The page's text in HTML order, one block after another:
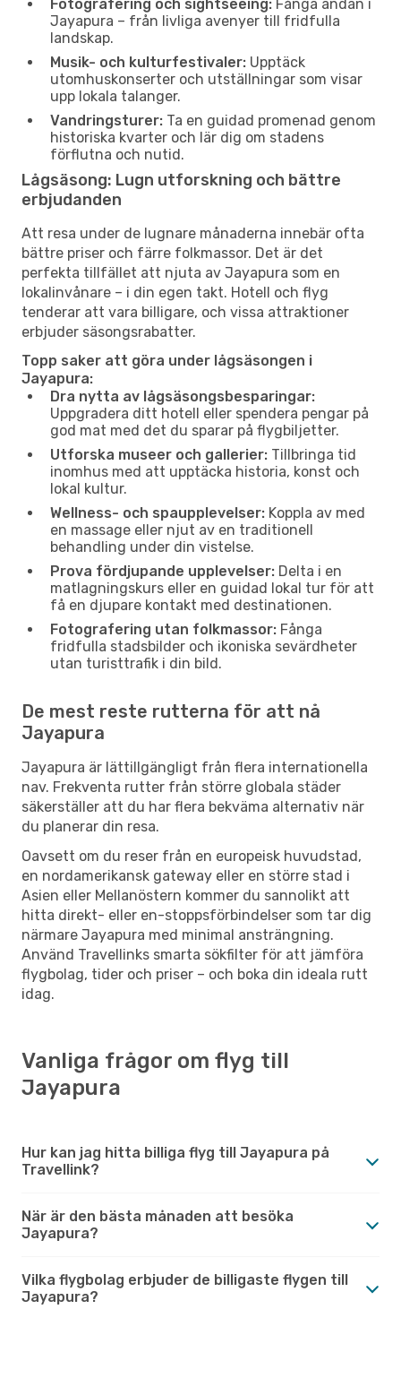
Fotografering och sightseeing: Fånga andan i
Jayapura – från livliga avenyer till fridfulla
landskap.
Musik- och kulturfestivaler: Upptäck
utomhuskonserter och utställningar som visar
upp lokala talanger.
Vandringsturer: Ta en guidad promenad genom
historiska kvarter och lär dig om stadens
förflutna och nutid.
Lågsäsong: Lugn utforskning och bättre
erbjudanden
Att resa under de lugnare månaderna innebär ofta
bättre priser och färre folkmassor. Det är det
perfekta tillfället att njuta av Jayapura som en
lokalinvånare – i din egen takt. Hotell och flyg
tenderar att vara billigare, och vissa attraktioner
erbjuder säsongsrabatter.
Topp saker att göra under lågsäsongen i
Jayapura:
Dra nytta av lågsäsongsbesparingar:
Uppgradera ditt hotell eller spendera pengar på
god mat med det du sparar på flygbiljetter.
Utforska museer och gallerier: Tillbringa tid
inomhus med att upptäcka historia, konst och
lokal kultur.
Wellness- och spaupplevelser: Koppla av med
en massage eller njut av en traditionell
behandling under din vistelse.
Prova fördjupande upplevelser: Delta i en
matlagningskurs eller en guidad lokal tur för att
få en djupare kontakt med destinationen.
Fotografering utan folkmassor: Fånga
fridfulla stadsbilder och ikoniska sevärdheter
utan turisttrafik i din bild.
De mest reste rutterna för att nå
Jayapura
Jayapura är lättillgängligt från flera internationella
nav. Frekventa rutter från större globala städer
säkerställer att du har flera bekväma alternativ när
du planerar din resa.
Oavsett om du reser från en europeisk huvudstad,
en nordamerikansk gateway eller en större stad i
Asien eller Mellanöstern kommer du sannolikt att
hitta direkt- eller en-stoppsförbindelser som tar dig
närmare Jayapura med minimal ansträngning.
Använd Travellinks smarta sökfilter för att jämföra
flygbolag, tider och priser – och boka din ideala rutt
idag.
Vanliga frågor om flyg till
Jayapura
Hur kan jag hitta billiga flyg till Jayapura på
Travellink?
När är den bästa månaden att besöka
Jayapura?
Vilka flygbolag erbjuder de billigaste flygen till
Jayapura?